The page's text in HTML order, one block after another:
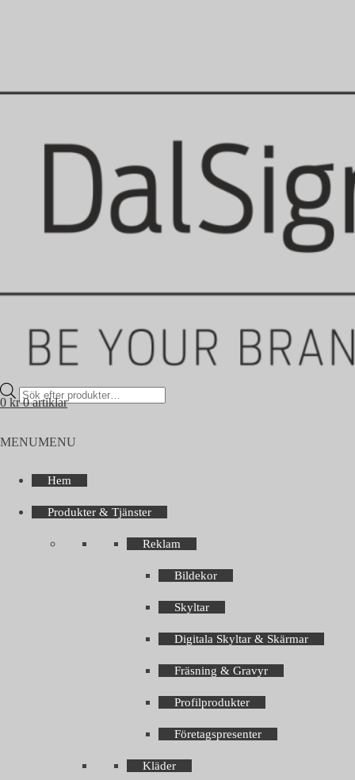
Products
search
0 kr 0 artiklar
MENUMENU
Hem
Produkter & Tjänster
Reklam
Bildekor
Skyltar
Digitala Skyltar & Skärmar
Fräsning & Gravyr
Profilprodukter
Företagspresenter
Kläder